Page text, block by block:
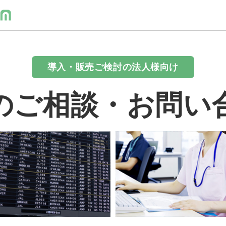
導入・販売ご検討の法人様向け
ご相談・お問い